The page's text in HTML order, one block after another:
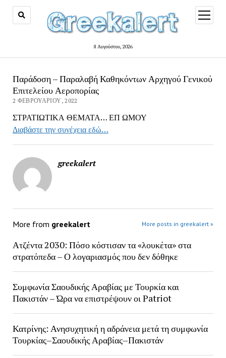
8 Αυγούστου, 2026
open
menu
Παράδοση – Παραλαβή Καθηκόντων Αρχηγού Γενικού
Επιτελείου Αεροπορίας
2 ΦΕΒΡΟΥΑΡΊΟΥ, 2022
ΣΤΡΑΤΙΩΤΙΚΑ ΘΕΜΑΤΑ… ΕΠ ΩΜΟΥ
Διαβάστε την συνέχεια εδώ…
greekalert
More from greekalert More posts in greekalert »
Ατζέντα 2030: Πόσο κόστισαν τα «λουκέτα» στα
στρατόπεδα – Ο λογαριασμός που δεν δόθηκε
Συμφωνία Σαουδικής Αραβίας με Τουρκία και
Πακιστάν – Ώρα να επιστρέψουν οι Patriot
Κατρίνης: Ανησυχητική η αδράνεια μετά τη συμφωνία
Τουρκίας–Σαουδικής Αραβίας–Πακιστάν